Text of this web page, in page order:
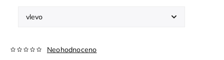
Neohodnoceno